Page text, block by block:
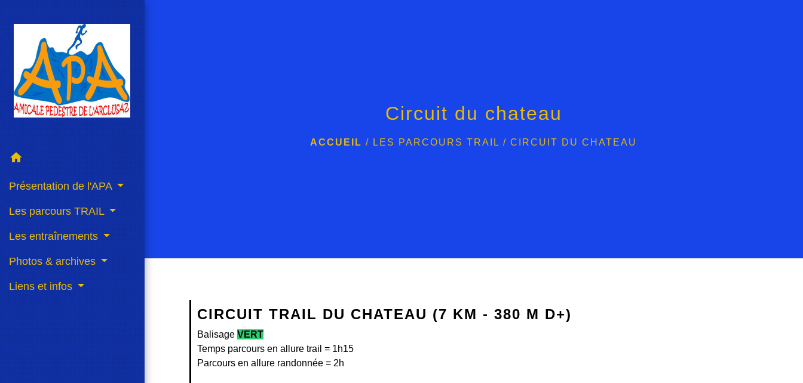
home
Présentation de l'APA
Les parcours TRAIL
Les entraînements
Photos & archives
Liens et infos
Circuit du chateau
ACCUEIL / LES PARCOURS TRAIL /CIRCUIT DU CHATEAU
CIRCUIT TRAIL DU CHATEAU (7 KM - 380 M D+)
Balisage VERT
Temps parcours en allure trail = 1h15
Parcours en allure randonnée = 2h